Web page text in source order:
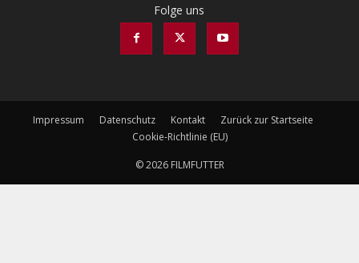
Folge uns
Impressum Datenschutz Kontakt
Zurück zur Startseite
Cookie-Richtlinie (EU)
© 2026 FILMFUTTER